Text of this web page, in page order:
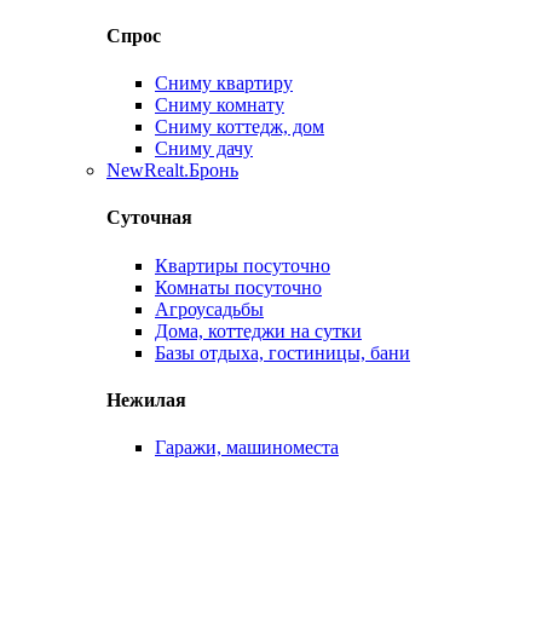
Спрос
Сниму квартиру
Сниму комнату
Сниму коттедж, дом
Сниму дачу
NewRealt.Бронь
Суточная
Квартиры посуточно
Комнаты посуточно
Агроусадьбы
Дома, коттеджи на сутки
Базы отдыха, гостиницы, бани
Нежилая
Гаражи, машиноместа